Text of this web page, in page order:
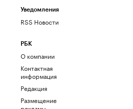
Уведомления
RSS Новости
РБК
О компании
Контактная
информация
Редакция
Размещение